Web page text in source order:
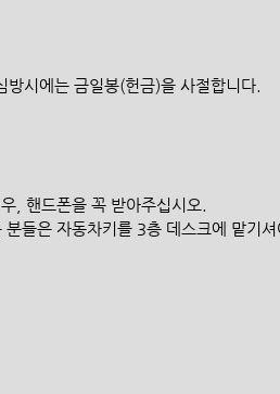
시에는 금일봉(헌금)을 사절합니다.
, 핸드폰을 꼭 받아주십시오.